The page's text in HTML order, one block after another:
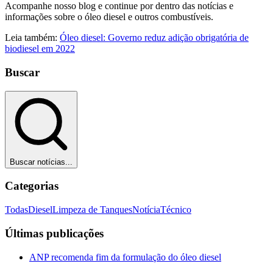
Acompanhe nosso blog e continue por dentro das notícias e
informações sobre o óleo diesel e outros combustíveis.
Leia também: Óleo diesel: Governo reduz adição obrigatória de
biodiesel em 2022
Buscar
Buscar notícias...
Categorias
TodasDieselLimpeza de TanquesNotíciaTécnico
Últimas publicações
ANP recomenda fim da formulação do óleo diesel